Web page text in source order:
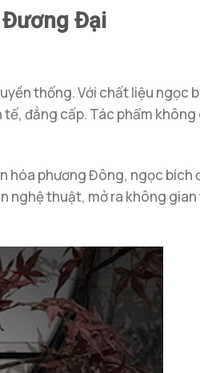
Đương Đại
thống. Với chất liệu ngọc
đẳng cấp. Tác phẩm không
hóa phương Đông, ngọc bích
nghệ thuật, mở ra không